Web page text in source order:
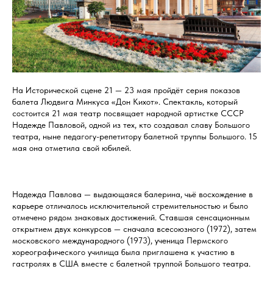
На Исторической сцене 21 — 23 мая пройдёт серия показов
балета Людвига Минкуса «Дон Кихот». Спектакль, который
состоится 21 мая театр посвящает народной артистке СССР
Надежде Павловой, одной из тех, кто создавал славу Большого
театра, ныне педагогу-репетитору балетной труппы Большого. 15
мая она отметила свой юбилей.
Надежда Павлова — выдающаяся балерина, чьё восхождение в
карьере отличалось исключительной стремительностью и было
отмечено рядом знаковых достижений. Ставшая сенсационным
открытием двух конкурсов — сначала всесоюзного (1972), затем
московского международного (1973), ученица Пермского
хореографического училища была приглашена к участию в
гастролях в США вместе с балетной труппой Большого театра.